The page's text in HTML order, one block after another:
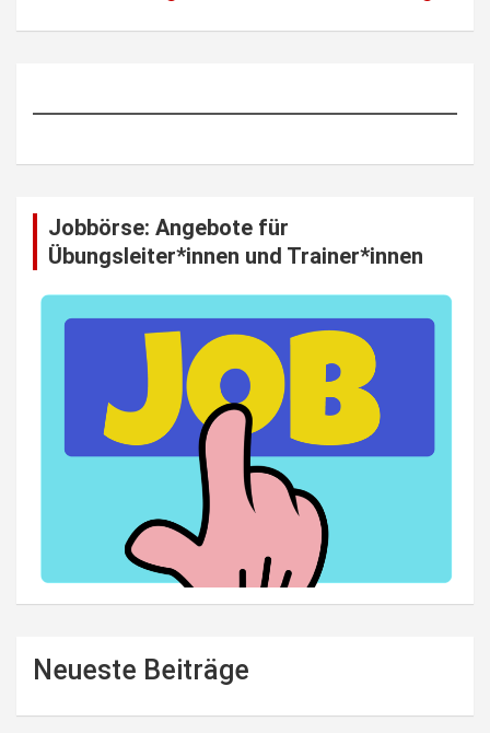
Jobbörse: Angebote für
Übungsleiter*innen und Trainer*innen
Neueste Beiträge